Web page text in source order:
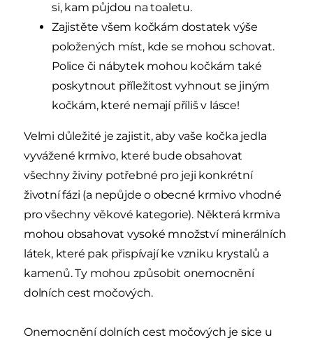
si, kam půjdou na toaletu.
Zajistěte všem kočkám dostatek výše
položených míst, kde se mohou schovat.
Police či nábytek mohou kočkám také
poskytnout příležitost vyhnout se jiným
kočkám, které nemají příliš v lásce!
Velmi důležité je zajistit, aby vaše kočka jedla
vyvážené krmivo, které bude obsahovat
všechny živiny potřebné pro jeji konkrétní
životní fázi (a nepůjde o obecné krmivo vhodné
pro všechny věkové kategorie). Některá krmiva
mohou obsahovat vysoké množství minerálních
látek, které pak přispívají ke vzniku krystalů a
kamenů. Ty mohou způsobit onemocnění
dolních cest močových.
Onemocnění dolních cest močových je sice u